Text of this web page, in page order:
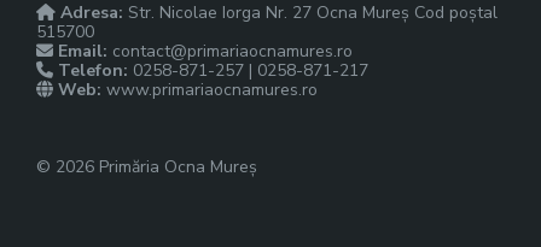
Adresa: Str. Nicolae Iorga Nr. 27 Ocna Mureș Cod poștal
515700
Email: contact@primariaocnamures.ro
Telefon: 0258-871-257 | 0258-871-217
Web: www.primariaocnamures.ro
© 2026 Primăria Ocna Mureș